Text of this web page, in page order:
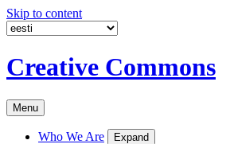
Skip to content
Creative Commons
Menu
Who We Are Expand